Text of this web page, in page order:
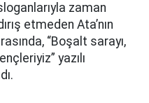
zaman
etmeden Ata’nın
“Boşalt sarayı,
yazılı